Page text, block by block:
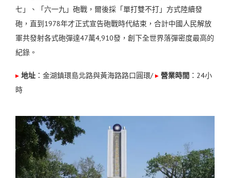
七」、「六一九」砲戰，爾後採「單打雙不打」方式陸續發
砲，直到1978年才正式宣告砲戰時代結束，合計中國人民解放
軍共發射各式砲彈達47萬4,910發，創下全世界落彈密度最高的
紀錄。
▸ 地址 ：金湖鎮環島北路與黃海路路口圓環/▸ 營業時間 ：24小
時